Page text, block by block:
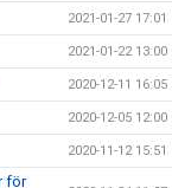
2021-01-27 17:01
2021-01-22 13:00
2020-12-11 16:05
2020-12-05 12:00
2020-11-12 15:51
för